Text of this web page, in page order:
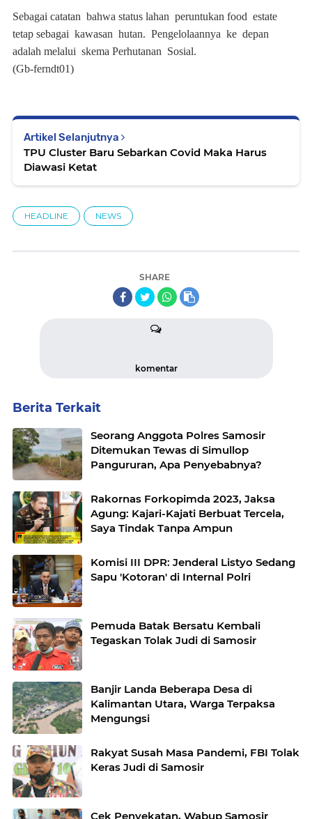
Sebagai catatan bahwa status lahan peruntukan food estate
tetap sebagai kawasan hutan. Pengelolaannya ke depan
adalah melalui skema Perhutanan Sosial.
(Gb-ferndt01)
Artikel Selanjutnya
TPU Cluster Baru Sebarkan Covid Maka Harus
Diawasi Ketat
HEADLINE NEWS
SHARE
komentar
Berita Terkait
Seorang Anggota Polres Samosir
Ditemukan Tewas di Simullop
Pangururan, Apa Penyebabnya?
Rakornas Forkopimda 2023, Jaksa
Agung: Kajari-Kajati Berbuat Tercela,
Saya Tindak Tanpa Ampun
Komisi III DPR: Jenderal Listyo Sedang
Sapu 'Kotoran' di Internal Polri
Pemuda Batak Bersatu Kembali
Tegaskan Tolak Judi di Samosir
Banjir Landa Beberapa Desa di
Kalimantan Utara, Warga Terpaksa
Mengungsi
Rakyat Susah Masa Pandemi, FBI Tolak
Keras Judi di Samosir
Cek Penyekatan, Wabup Samosir